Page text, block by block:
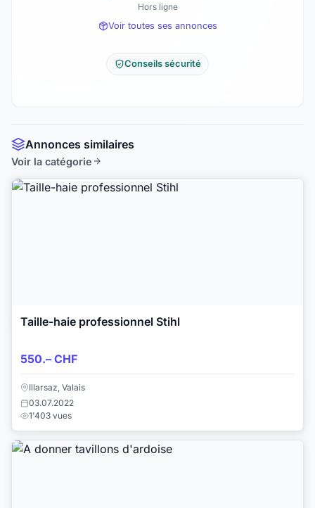
Hors ligne
Voir toutes ses annonces
Conseils sécurité
Annonces similaires
Voir la catégorie
Taille-haie professionnel Stihl
550.– CHF
Illarsaz, Valais
03.07.2022
1'403 vues